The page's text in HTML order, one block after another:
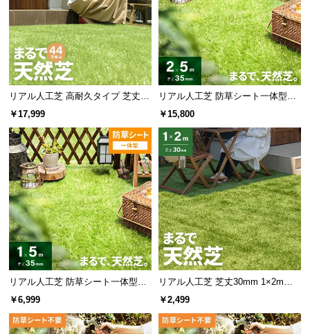
リアル人工芝 高耐久タイプ 芝丈35
mm 1×20m（自然な見た目を追
￥17,999
リアル人工芝 防草シート一体型タ
イプ 芝丈35mm 2×5m（自然な見
￥15,800
リアル人工芝 防草シート一体型タ
イプ 芝丈35mm 1×5m（自然な見
￥6,999
リアル人工芝 芝丈30mm 1×2m
（自然な見た目を追求・U字ピン付
￥2,499